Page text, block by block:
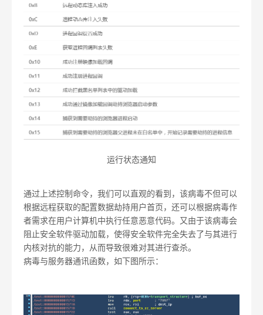
运行状态通知
通过上述控制命令，我们可以直观的看到，该病毒不但可以
根据远程获取的配置数据劫持用户首页，还可以根据病毒作
者需求在用户计算机中执行任意恶意代码。又由于该病毒会
阻止安全软件驱动加载，使得安全软件完全失去了与其进行
内核对抗的能力，从而导致很难对其进行查杀。
病毒与服务器通讯函数，如下图所示：